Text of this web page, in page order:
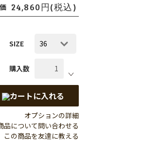
24,860円(税込)
SIZE
購入数
カートに入れる
オプションの詳細
品について問い合わせる
この商品を友達に教える